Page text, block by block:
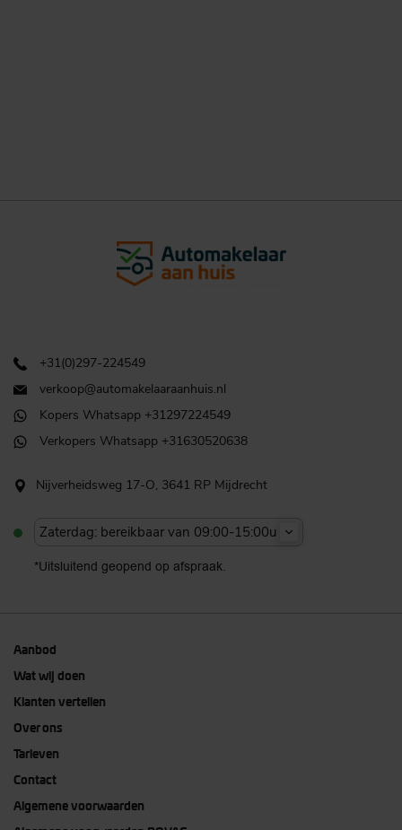
+31(0)297-224549
verkoop@automakelaaraanhuis.nl
Kopers Whatsapp +31297224549
Verkopers Whatsapp +31630520638
Nijverheidsweg 17-O, 3641 RP Mijdrecht
Zaterdag: bereikbaar van 09:00-15:00u
*Uitsluitend geopend op afspraak.
Aanbod
Wat wij doen
Klanten vertellen
Over ons
Tarieven
Contact
Algemene voorwaarden